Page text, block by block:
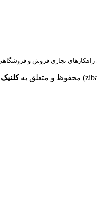
. راهکارهای تجاری فروش و